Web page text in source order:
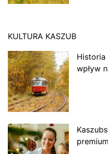
KULTURA KASZUB
Historia
wpływ
premium